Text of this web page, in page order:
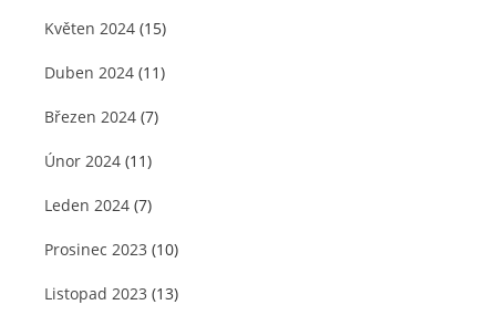
Květen 2024 (15)
Duben 2024 (11)
Březen 2024 (7)
Únor 2024 (11)
Leden 2024 (7)
Prosinec 2023 (10)
Listopad 2023 (13)